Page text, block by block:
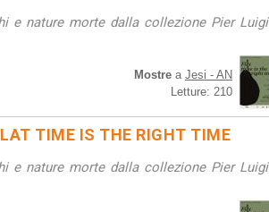
e nature morte dalla collezione Pier Luigi
Mostre a Jesi - AN
Letture: 210
TIME IS THE RIGHT TIME
e nature morte dalla collezione Pier Luigi